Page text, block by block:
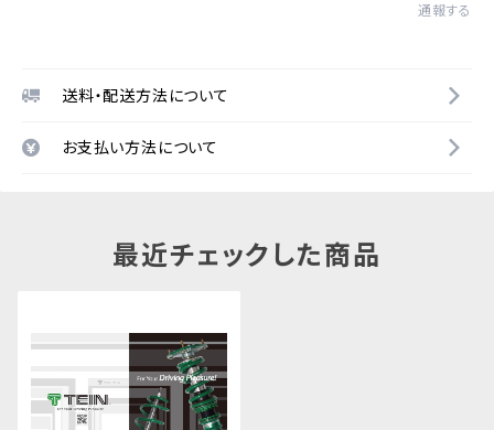
通報する
送料・配送方法について
お支払い方法について
最近チェックした商品